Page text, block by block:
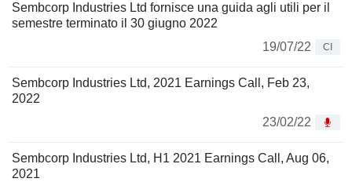
Sembcorp Industries Ltd fornisce una guida agli utili per il
semestre terminato il 30 giugno 2022
19/07/22
CI
Sembcorp Industries Ltd, 2021 Earnings Call, Feb 23,
2022
23/02/22
Sembcorp Industries Ltd, H1 2021 Earnings Call, Aug 06,
2021